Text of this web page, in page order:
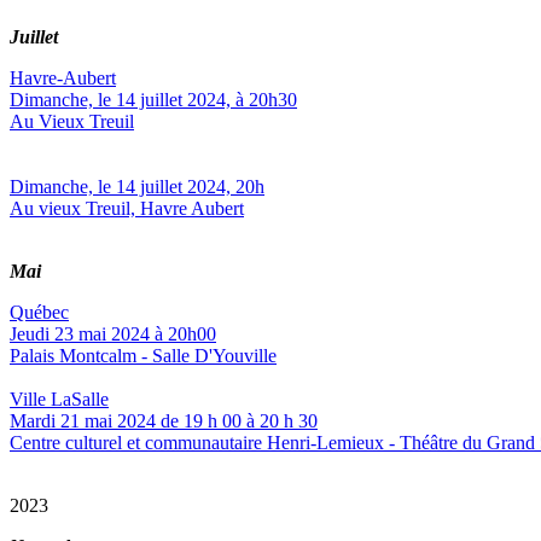
Juillet
Havre-Aubert
Dimanche, le 14 juillet 2024, à 20h30
Au Vieux Treuil
Dimanche, le 14 juillet 2024, 20h
Au vieux Treuil, Havre Aubert
Mai
Québec
Jeudi 23 mai 2024 à 20h00
Palais Montcalm - Salle D'Youville
Ville LaSalle
Mardi 21 mai 2024 de 19 h 00 à 20 h 30
Centre culturel et communautaire Henri-Lemieux - Théâtre du Grand
2023